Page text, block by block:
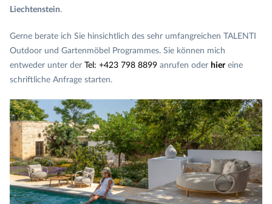
Liechtenstein.
Gerne berate ich Sie hinsichtlich des sehr umfangreichen TALENTI
Outdoor und Gartenmöbel Programmes. Sie können mich
entweder unter der Tel: +423 798 8899 anrufen oder hiereine
schriftliche Anfrage starten.